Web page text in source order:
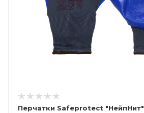
Перчатки Safeprotect "НейпНит" (нейлон+нитрил,